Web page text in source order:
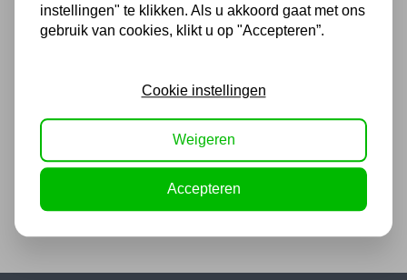
66,55
55,00 excl. BTW
instellingen" te klikken. Als u akkoord gaat met ons
gebruik van cookies, klikt u op "Accepteren”.
Cookie instellingen
Weigeren
Accepteren